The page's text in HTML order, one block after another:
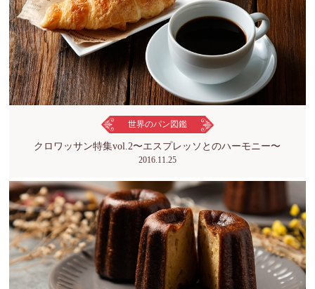
世界のパン図鑑
クロワッサン特集vol.2〜エスプレッソとのハーモニー〜
2016.11.25